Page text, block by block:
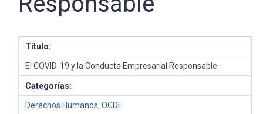
Título:
El COVID-19 y la Conducta Empresarial Responsable
Categorías:
Derechos Humanos,OCDE